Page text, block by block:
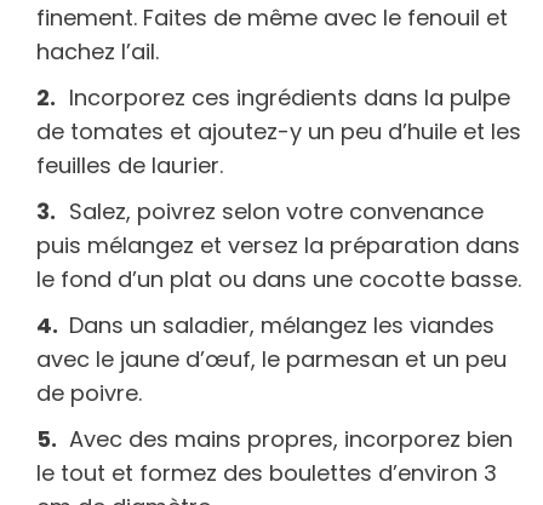
finement. Faites de même avec le fenouil et
hachez l’ail.
Incorporez ces ingrédients dans la pulpe
de tomates et ajoutez-y un peu d’huile et les
feuilles de laurier.
Salez, poivrez selon votre convenance
puis mélangez et versez la préparation dans
le fond d’un plat ou dans une cocotte basse.
Dans un saladier, mélangez les viandes
avec le jaune d’œuf, le parmesan et un peu
de poivre.
Avec des mains propres, incorporez bien
le tout et formez des boulettes d’environ 3